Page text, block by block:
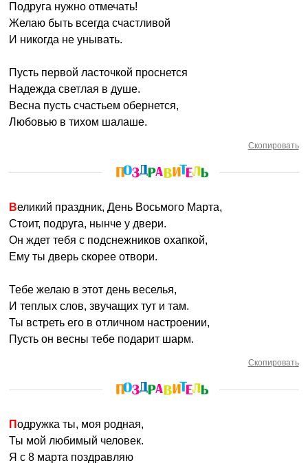
Подруга нужно отмечать!
Желаю быть всегда счастливой
И никогда не унывать.
Пусть первой ласточкой проснется
Надежда светлая в душе.
Весна пусть счастьем обернется,
Любовью в тихом шалаше.
Скопировать
Великий праздник, День Восьмого Марта,
Стоит, подруга, нынче у двери.
Он ждет тебя с подснежников охапкой,
Ему ты дверь скорее отвори.
Тебе желаю в этот день веселья,
И теплых слов, звучащих тут и там.
Ты встреть его в отличном настроении,
Пусть он весны тебе подарит шарм.
Скопировать
Подружка ты, моя родная,
Ты мой любимый человек.
Я с 8 марта поздравляю